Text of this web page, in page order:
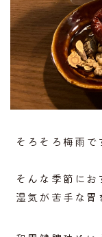
そろそろ梅雨で
そんな季節にお
湿気が苦手な胃